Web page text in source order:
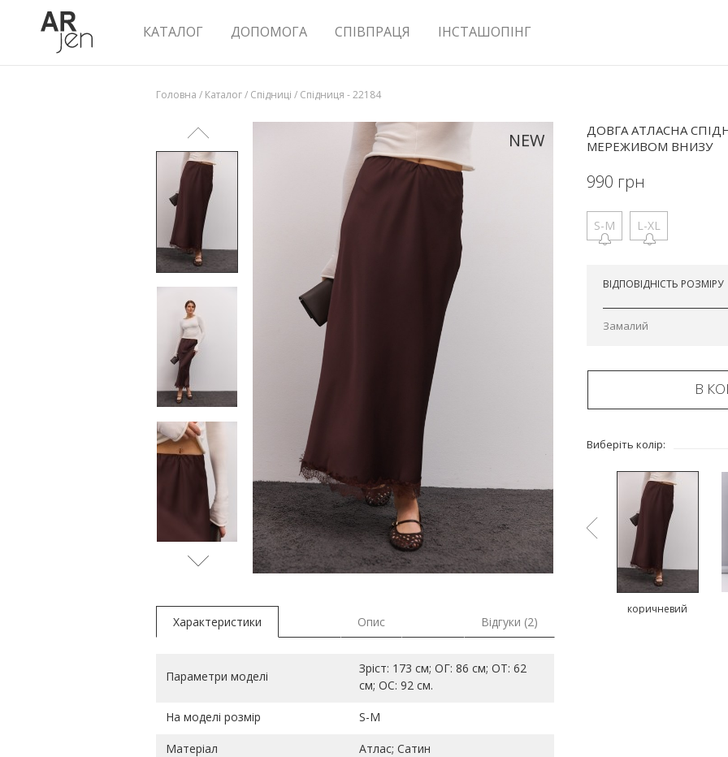
КАТАЛОГ ДОПОМОГА СПІВПРАЦЯ ІНСТАШОПІНГ
Головна / Каталог/ Спідниці / Спідниця - 22184
ДОВГА АТЛАСНА
МЕРЕЖИВОМ ВНИЗУ
990 грн
S-M L-XL
ВІДПОВІДНІСТЬ РОЗМІРУ
Замалий
В
Виберіть колір:
коричневий
NEW
Характеристики Опис Відгуки (2)
Параметри моделі
Зріст: 173 см; ОГ: 86 см; ОТ: 62
см; ОС: 92 см.
На моделі розмір S-M
Матеріал Атлас; Сатин